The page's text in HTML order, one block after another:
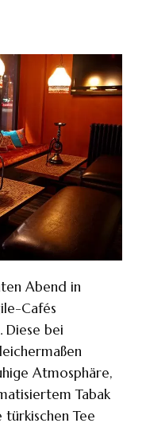
Abend in
Cafés
Diese bei
Atmosphäre,
Tabak
türkischen Tee